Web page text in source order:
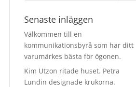
Senaste inläggen
Välkommen till en
kommunikationsbyrå som har ditt
varumärkes bästa för ögonen.
Kim Utzon ritade huset. Petra
Lundin designade krukorna.